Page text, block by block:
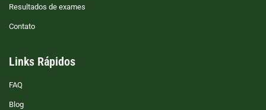
Resultados de exames
Contato
Links Rápidos
FAQ
Blog